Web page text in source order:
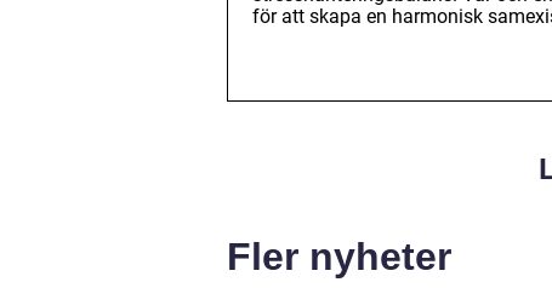
för att skapa en harmonisk
Fler nyheter